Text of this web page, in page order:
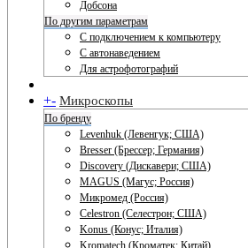
Добсона
По другим параметрам
С подключением к компьютеру
С автонаведением
Для астрофотографий
+- Микроскопы
По бренду
Levenhuk (Левенгук; США)
Bresser (Брессер; Германия)
Discovery (Дискавери; США)
MAGUS (Магус; Россия)
Микромед (Россия)
Celestron (Селестрон; США)
Konus (Конус; Италия)
Kromatech (Кроматек; Китай)